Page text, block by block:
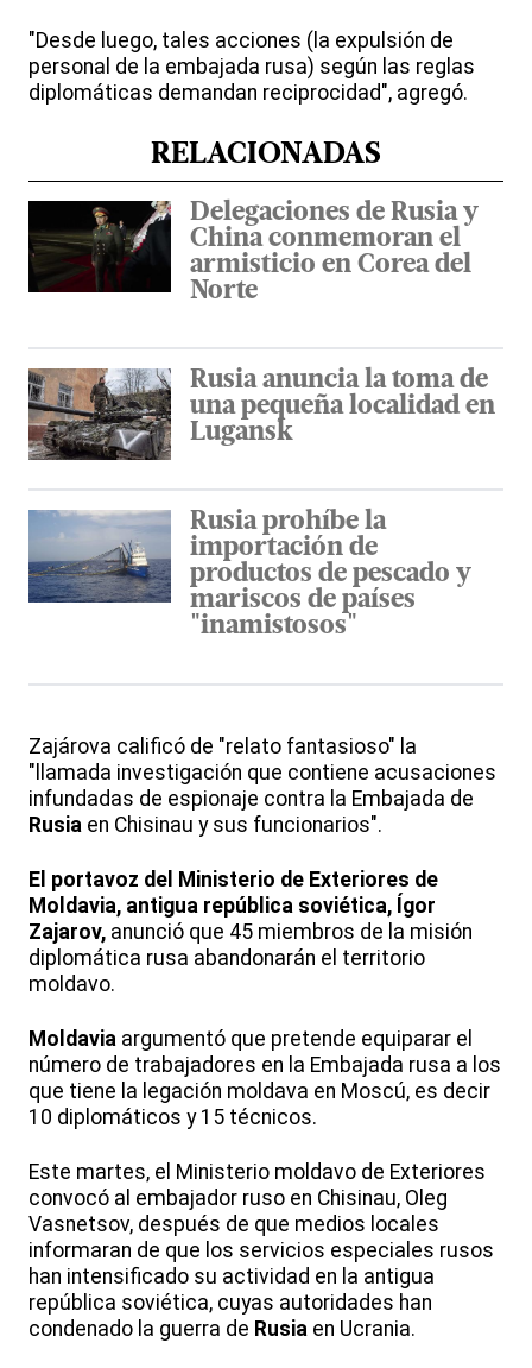
"Desde luego, tales acciones (la expulsión de
personal de la embajada rusa) según las reglas
diplomáticas demandan reciprocidad", agregó.
RELACIONADAS
Delegaciones de Rusia y
China conmemoran el
armisticio en Corea del
Norte
Rusia anuncia la toma de
una pequeña localidad en
Lugansk
Rusia prohíbe la
importación de
productos de pescado y
mariscos de países
"inamistosos"
Zajárova calificó de "relato fantasioso" la
"llamada investigación que contiene acusaciones
infundadas de espionaje contra la Embajada de
Rusia en Chisinau y sus funcionarios".
El portavoz del Ministerio de Exteriores de
Moldavia, antigua república soviética, Ígor
Zajarov, anunció que 45 miembros de la misión
diplomática rusa abandonarán el territorio
moldavo.
Moldavia argumentó que pretende equiparar el
número de trabajadores en la Embajada rusa a los
que tiene la legación moldava en Moscú, es decir
10 diplomáticos y 15 técnicos.
Este martes, el Ministerio moldavo de Exteriores
convocó al embajador ruso en Chisinau, Oleg
Vasnetsov, después de que medios locales
informaran de que los servicios especiales rusos
han intensificado su actividad en la antigua
república soviética, cuyas autoridades han
condenado la guerra de Rusia en Ucrania.